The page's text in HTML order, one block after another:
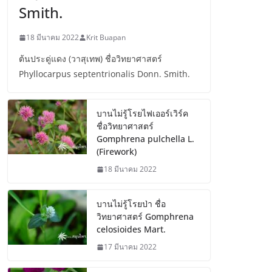
Smith.
18 มีนาคม 2022 Krit Buapan
ต้นประดู่แดง (วาสุเทพ) ชื่อวิทยาศาสตร์
Phyllocarpus septentrionalis Donn. Smith.
บานไม่รู้โรยไฟเออร์เวิร์ค
ชื่อวิทยาศาสตร์
Gomphrena pulchella L.
(Firework)
18 มีนาคม 2022
บานไม่รู้โรยป่า ชื่อ
วิทยาศาสตร์ Gomphrena
celosioides Mart.
17 มีนาคม 2022